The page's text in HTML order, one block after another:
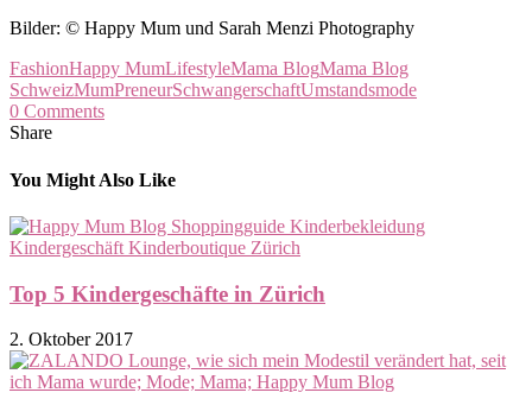
Bilder: © Happy Mum und Sarah Menzi Photography
FashionHappy MumLifestyleMama BlogMama Blog
SchweizMumPreneurSchwangerschaftUmstandsmode
0 Comments
Share
You Might Also Like
Top 5 Kindergeschäfte in Zürich
2. Oktober 2017